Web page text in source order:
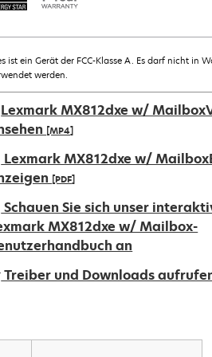
ist ein Gerät der FCC-Klasse A. Es darf nicht in
werden.
Lexmark MX812dxe w/
[MP4]
Lexmark MX812dxe w/
[PDF]
Schauen Sie sich unser
MX812dxe w/ Mailbox-
an
Treiber und Downloads